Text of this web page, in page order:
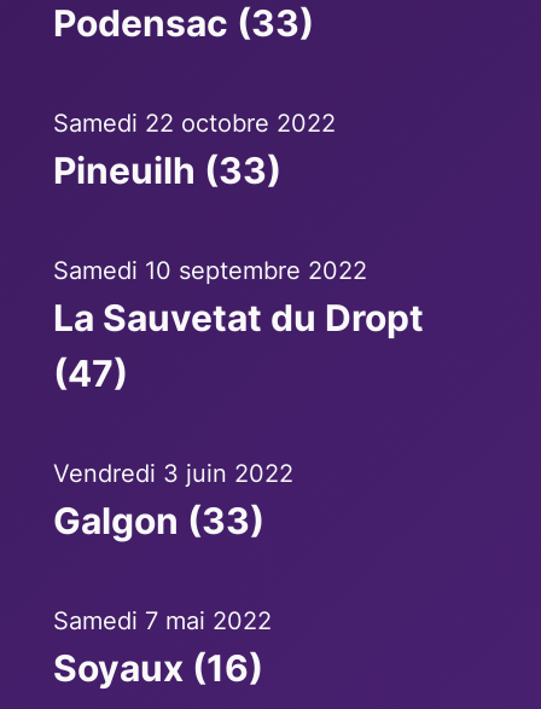
Podensac (33)
Samedi 22 octobre 2022
Pineuilh (33)
Samedi 10 septembre 2022
La Sauvetat du Dropt
(47)
Vendredi 3 juin 2022
Galgon (33)
Samedi 7 mai 2022
Soyaux (16)